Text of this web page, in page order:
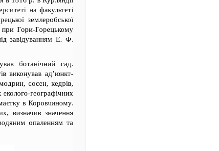
на факультеті
землеробської
Гори-Горецькому
завідуванням Е. Ф.
ботанічний сад.
виконував ад’юнкт-
сосен, кедрів,
географічних
в Коровчиному.
визначив значення
опаленням та